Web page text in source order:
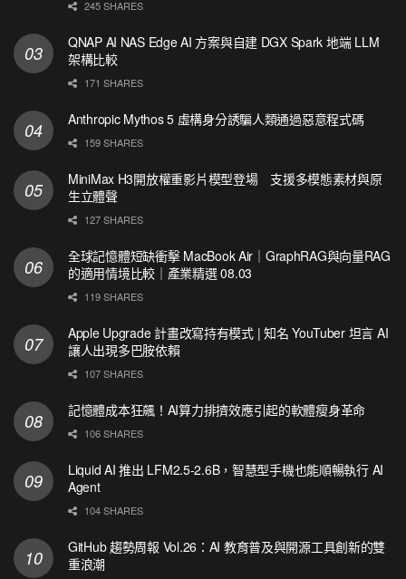
245 SHARES
QNAP AI NAS Edge AI 方案與自建 DGX Spark 地端 LLM
架構比較
171 SHARES
Anthropic Mythos 5 虛構身分誘騙人類通過惡意程式碼
159 SHARES
MiniMax H3開放權重影片模型登場 支援多模態素材與原
生立體聲
127 SHARES
全球記憶體短缺衝擊 MacBook Air｜GraphRAG與向量RAG
的適用情境比較｜產業精選 08.03
119 SHARES
Apple Upgrade 計畫改寫持有模式 | 知名 YouTuber 坦言 AI
讓人出現多巴胺依賴
107 SHARES
記憶體成本狂飆！AI算力排擠效應引起的軟體瘦身革命
106 SHARES
Liquid AI 推出 LFM2.5-2.6B，智慧型手機也能順暢執行 AI
Agent
104 SHARES
GitHub 趨勢周報 Vol.26：AI 教育普及與開源工具創新的雙
重浪潮